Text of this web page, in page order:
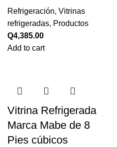
Refrigeración, Vitrinas
refrigeradas, Productos
Q4,385.00
Add to cart
Vitrina Refrigerada
Marca Mabe de 8
Pies cúbicos